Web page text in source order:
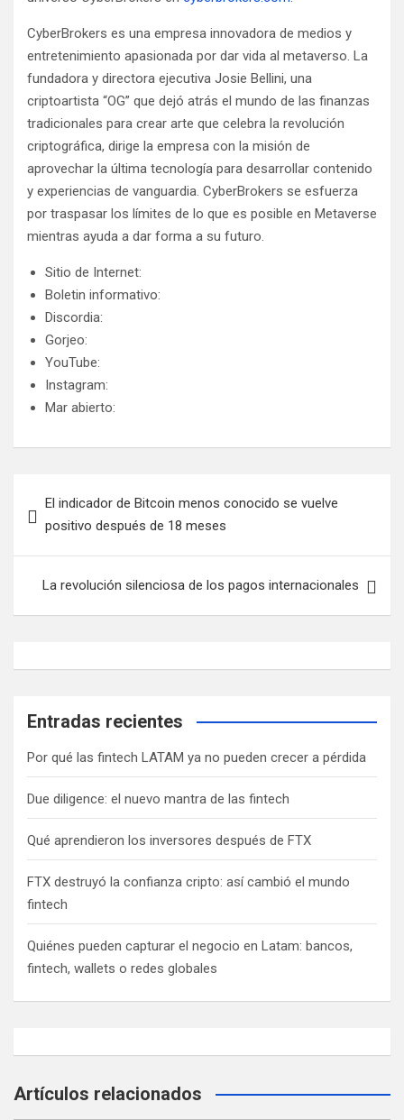
CyberBrokers es una empresa innovadora de medios y
entretenimiento apasionada por dar vida al metaverso. La
fundadora y directora ejecutiva Josie Bellini, una
criptoartista “OG” que dejó atrás el mundo de las finanzas
tradicionales para crear arte que celebra la revolución
criptográfica, dirige la empresa con la misión de
aprovechar la última tecnología para desarrollar contenido
y experiencias de vanguardia. CyberBrokers se esfuerza
por traspasar los límites de lo que es posible en Metaverse
mientras ayuda a dar forma a su futuro.
Sitio de Internet:
Boletin informativo:
Discordia:
Gorjeo:
YouTube:
Instagram:
Mar abierto:
a
El indicador de Bitcoin menos conocido se vuelve
positivo después de 18 meses
La revolución silenciosa de los pagos internacionales
Entradas recientes
Por qué las fintech LATAM ya no pueden crecer a pérdida
Due diligence: el nuevo mantra de las fintech
Qué aprendieron los inversores después de FTX
FTX destruyó la confianza cripto: así cambió el mundo
fintech
Quiénes pueden capturar el negocio en Latam: bancos,
fintech, wallets o redes globales
Artículos relacionados